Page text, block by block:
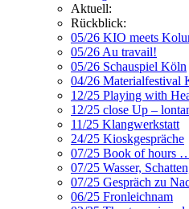
Aktuell:
Rückblick:
05/26 KIO meets
05/26 Au travail!
05/26 Schauspiel Köln
04/26 Materialfestival
12/25 Playing with
12/25 close Up –
11/25 Klangwerkstatt
24/25 Kioskgespräche
07/25 Book of hours
07/25 Wasser,
07/25 Gespräch zu
06/25 Fronleichnam